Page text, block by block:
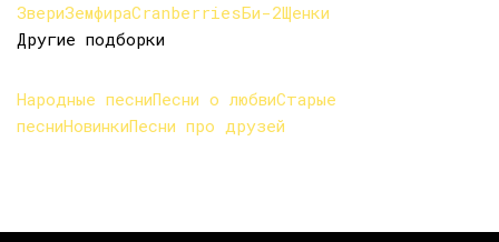
ЗвериЗемфираCranberriesБи-2Щенки
Другие подборки
Народные песниПесни о любвиСтарые
песниНовинкиПесни про друзей